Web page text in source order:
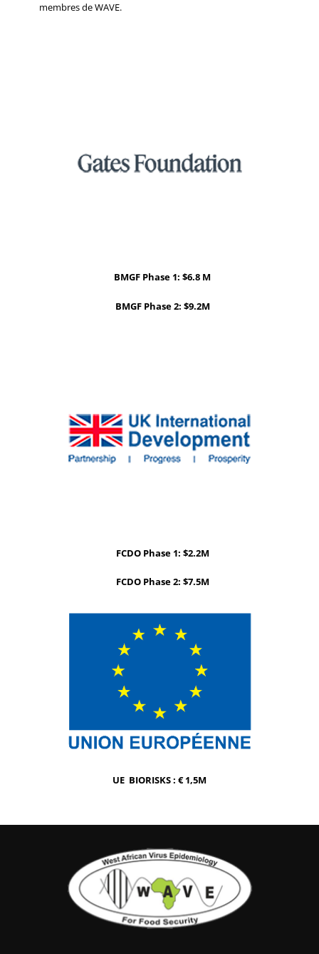
membres de WAVE.
BMGF Phase 1: $6.8 M
BMGF Phase 2: $9.2M
FCDO Phase 1: $2.2M
FCDO Phase 2: $7.5M
UE BIORISKS : € 1,5M